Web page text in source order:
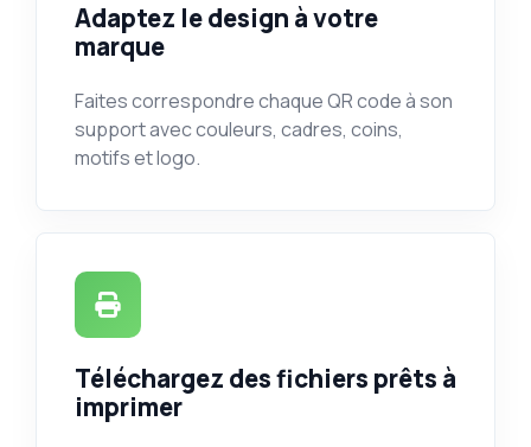
Adaptez le design à votre
marque
Faites correspondre chaque QR code à son
support avec couleurs, cadres, coins,
motifs et logo.
Téléchargez des fichiers prêts à
imprimer